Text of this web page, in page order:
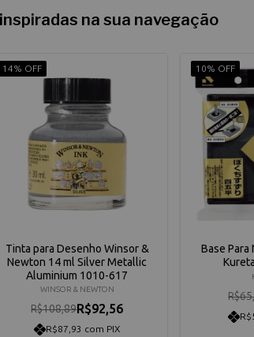
na sua navegação
14% OFF
Tinta para Desenho Winsor &
Newton 14 ml Silver Metallic
Aluminium 1010-617
WINSOR & NEWTON
R$108,89R$92,56
R$87,93 com PIX
10% OFF
Base Para